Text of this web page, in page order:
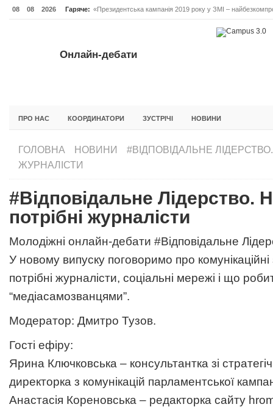
08 08 2026 Гаряче: «Президентська кампанія 2019 року у ЗМІ –
Онлайн-дебати #Відповідальне лідерство. Випуск 3
Онлайн-дебати
ПРО НАС КООРДИНАТОРИ ЗУСТРІЧІ НОВИНИ
ГОЛОВНА НОВИНИ
#ВІДПОВІДАЛЬНЕ
ЖУРНАЛІСТИ
#Відповідальне Лідерство.
потрібні журналісти
Молодіжні онлайн-дебати #Відповідальне
У новому випуску поговоримо про
потрібні журналісти, соціальні мережі і що
“медіасамозванцями”.
Модератор: Дмитро Тузов.
Гості ефіру:
Ярина Ключковська – консультантка зі
директорка з комунікацій парламентської
Анастасія Кореновська – редакторка сайту